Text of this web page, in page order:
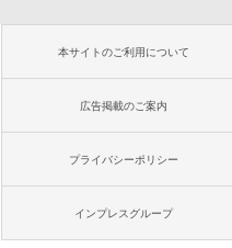
本サイトのご利用について
広告掲載のご案内
プライバシーポリシー
インプレスグループ